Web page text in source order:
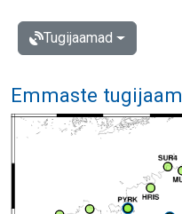
Tugijaamad
Emmaste tugijaam